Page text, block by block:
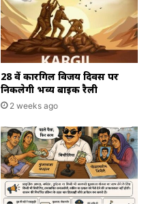
28 वें कारगिल विजय दिवस पर
निकलेगी भव्य बाइक रैली
2 weeks ago